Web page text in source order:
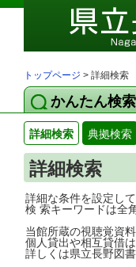
トップページ > 詳細検索
かんたん検索
詳細検索 典拠検索
詳細検索
詳細な条件を設定し
検 索キーワードは全
当館所蔵の視聴覚資
個人貸出や相互貸借
詳しくは県立長野図